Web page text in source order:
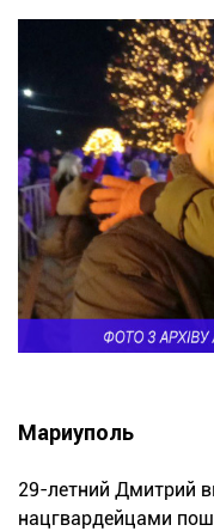
Мариуполь
29-летний Дмитрий
нацгвардейцами